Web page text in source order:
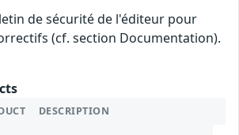
de sécurité de l'éditeur pour
(cf. section Documentation).
DESCRIPTION